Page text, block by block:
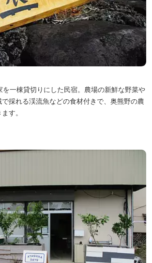
を一棟貸切りにした民宿。農場の新鮮な野菜や
採れる渓流魚などの食材付きで、奥熊野の農
す。